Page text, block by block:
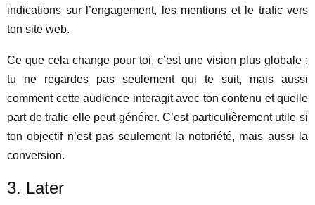
indications sur l’engagement, les mentions et le trafic vers
ton site web.
Ce que cela change pour toi, c’est une vision plus globale :
tu ne regardes pas seulement qui te suit, mais aussi
comment cette audience interagit avec ton contenu et quelle
part de trafic elle peut générer. C’est particulièrement utile si
ton objectif n’est pas seulement la notoriété, mais aussi la
conversion.
3. Later